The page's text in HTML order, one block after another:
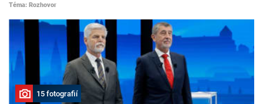
Téma: Rozhovor
15 fotografií